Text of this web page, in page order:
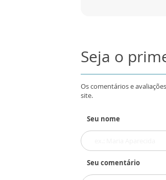
Seja o
Os comentários e
site.
Seu nome
Seu comentário